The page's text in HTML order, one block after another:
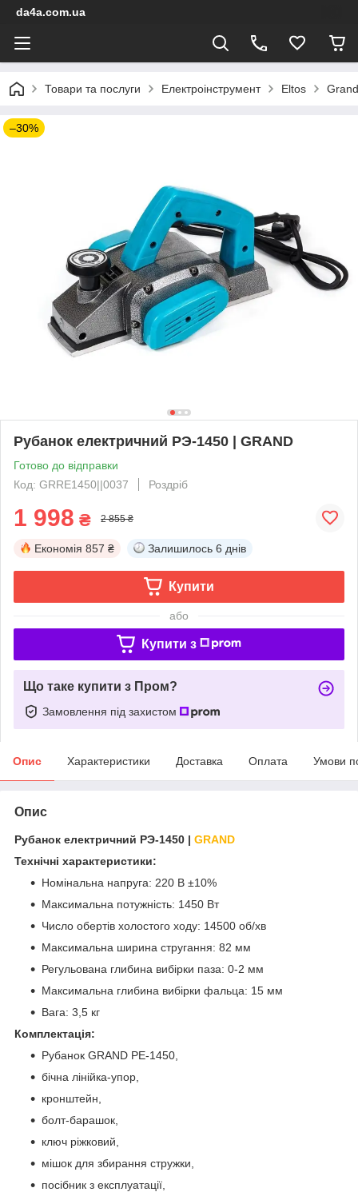
da4a.com.ua
Товари та послуги Електроінструмент Eltos Grand
–30%
Рубанок електричний РЭ-1450 | GRAND
Готово до відправки
Код: GRRE1450||0037
Роздріб
1 998 ₴ 2 855 ₴
Економія 857 ₴ Залишилось 6 днів
Купити
або
Купити з
Що таке купити з Пром?
Замовлення під захистом
Опис Характеристики Доставка Оплата Умови
Опис
Рубанок електричний РЭ-1450 | GRAND
Технічні характеристики:
Номінальна напруга: 220 В ±10%
Максимальна потужність: 1450 Вт
Число обертів холостого ходу: 14500 об/хв
Максимальна ширина стругання: 82 мм
Регульована глибина вибірки паза: 0-2 мм
Максимальна глибина вибірки фальца: 15 мм
Вага: 3,5 кг
Комплектація:
Рубанок GRAND РЕ-1450,
бічна лінійка-упор,
кронштейн,
болт-барашок,
ключ ріжковий,
мішок для збирання стружки,
посібник з експлуатації,